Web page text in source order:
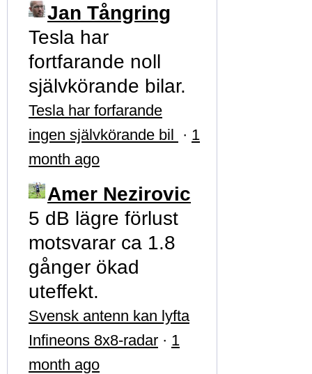
Jan Tångring
Tesla har
fortfarande noll
självkörande bilar.
Tesla har forfarande
ingen självkörande bil · 1
month ago
Amer Nezirovic
5 dB lägre förlust
motsvarar ca 1.8
gånger ökad
uteffekt.
Svensk antenn kan lyfta
Infineons 8x8-radar · 1
month ago